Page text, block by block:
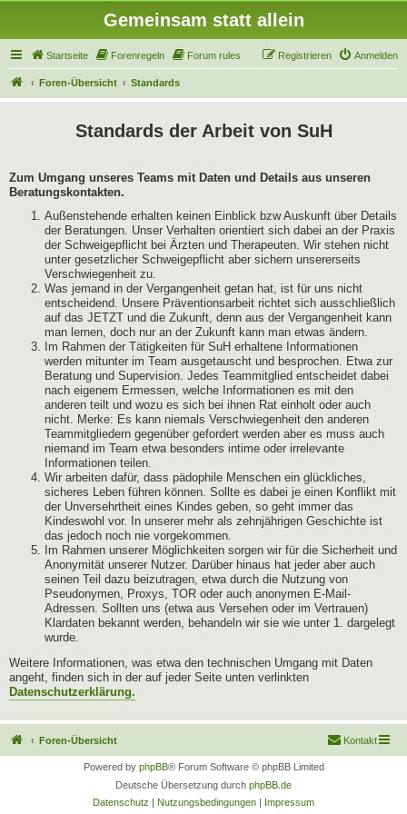
Gemeinsam statt allein
Startseite Forenregeln Forum rules Anmelden
Registrieren
Foren-Übersicht Standards
Standards der Arbeit von SuH
Zum Umgang unseres Teams mit Daten und Details aus unseren
Beratungskontakten.
Außenstehende erhalten keinen Einblick bzw Auskunft über Details
der Beratungen. Unser Verhalten orientiert sich dabei an der Praxis
der Schweigepflicht bei Ärzten und Therapeuten. Wir stehen nicht
unter gesetzlicher Schweigepflicht aber sichern unsererseits
Verschwiegenheit zu.
Was jemand in der Vergangenheit getan hat, ist für uns nicht
entscheidend. Unsere Präventionsarbeit richtet sich ausschließlich
auf das JETZT und die Zukunft, denn aus der Vergangenheit kann
man lernen, doch nur an der Zukunft kann man etwas ändern.
Im Rahmen der Tätigkeiten für SuH erhaltene Informationen
werden mitunter im Team ausgetauscht und besprochen. Etwa zur
Beratung und Supervision. Jedes Teammitglied entscheidet dabei
nach eigenem Ermessen, welche Informationen es mit den
anderen teilt und wozu es sich bei ihnen Rat einholt oder auch
nicht. Merke: Es kann niemals Verschwiegenheit den anderen
Teammitgliedern gegenüber gefordert werden aber es muss auch
niemand im Team etwa besonders intime oder irrelevante
Informationen teilen.
Wir arbeiten dafür, dass pädophile Menschen ein glückliches,
sicheres Leben führen können. Sollte es dabei je einen Konflikt mit
der Unversehrtheit eines Kindes geben, so geht immer das
Kindeswohl vor. In unserer mehr als zehnjährigen Geschichte ist
das jedoch noch nie vorgekommen.
Im Rahmen unserer Möglichkeiten sorgen wir für die Sicherheit und
Anonymität unserer Nutzer. Darüber hinaus hat jeder aber auch
seinen Teil dazu beizutragen, etwa durch die Nutzung von
Pseudonymen, Proxys, TOR oder auch anonymen E-Mail-
Adressen. Sollten uns (etwa aus Versehen oder im Vertrauen)
Klardaten bekannt werden, behandeln wir sie wie unter 1. dargelegt
wurde.
Weitere Informationen, was etwa den technischen Umgang mit Daten
angeht, finden sich in der auf jeder Seite unten verlinkten
Datenschutzerklärung.
Foren-Übersicht Kontakt
Powered by phpBB® Forum Software © phpBB Limited
Deutsche Übersetzung durch phpBB.de
Datenschutz | Nutzungsbedingungen | Impressum